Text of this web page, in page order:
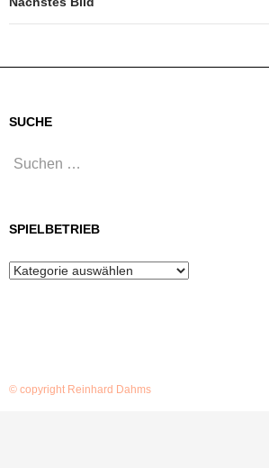
SUCHE
Suchen
SPIELBETRIEB
Spielbetrieb
© copyright Reinhard Dahms